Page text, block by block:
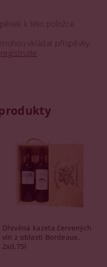
k této položce.
vkládat příspěvky.
registrujte
Dřevěná kazeta červených
vín z oblasti Bordeaux,
2x0,75l